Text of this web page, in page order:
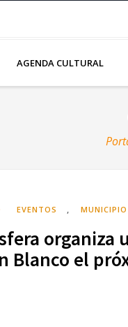
AGENDA CULTURAL
EVENTOS ,
Blanco el